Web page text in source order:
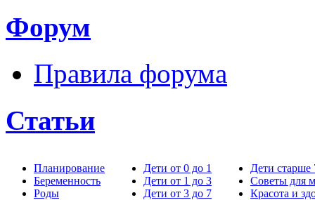
Форум
Правила форума
Статьи
Планирование
Беременность
Роды
Дети от 0 до 1
Дети от 1 до 3
Дети от 3 до 7
Дети старше
Советы для
Красота и